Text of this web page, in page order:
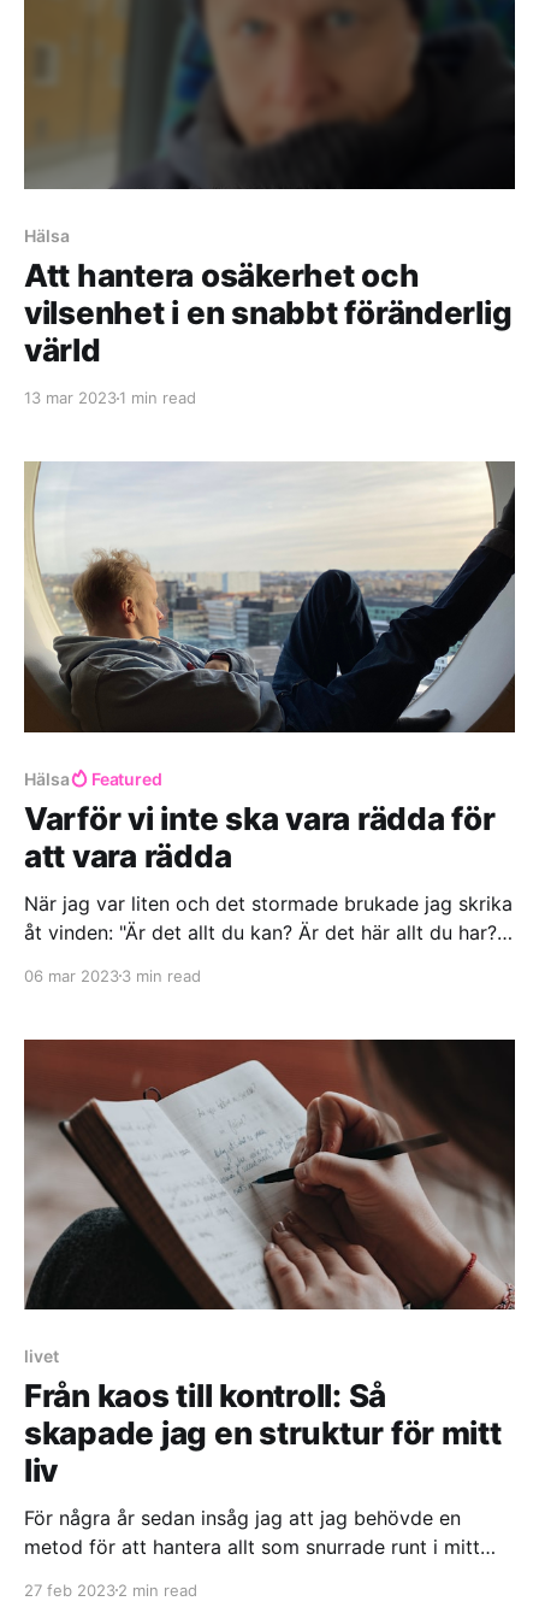
Hälsa
Att hantera osäkerhet och
vilsenhet i en snabbt föränderlig
värld
13 mar 20231 min read
Hälsa Featured
Varför vi inte ska vara rädda för
att vara rädda
När jag var liten och det stormade brukade jag skrika
åt vinden: "Är det allt du kan? Är det här allt du har?
06 mar 20233 min read
livet
Från kaos till kontroll: Så
skapade jag en struktur för mitt
liv
För några år sedan insåg jag att jag behövde en
metod för att hantera allt som snurrade runt i mitt
27 feb 20232 min read